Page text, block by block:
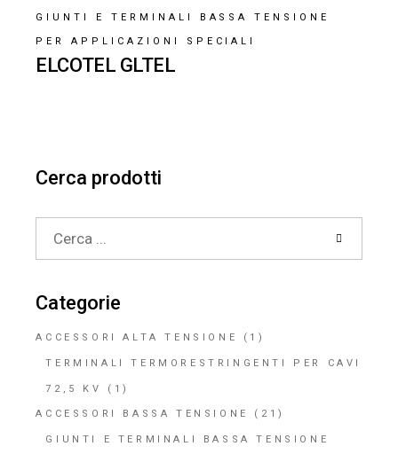
GIUNTI E TERMINALI BASSA TENSIONE
PER APPLICAZIONI SPECIALI
ELCOTEL GLTEL
Cerca prodotti
Search
for:
Categorie
ACCESSORI ALTA TENSIONE (1)
TERMINALI TERMORESTRINGENTI PER CAVI
72,5 KV (1)
ACCESSORI BASSA TENSIONE (21)
GIUNTI E TERMINALI BASSA TENSIONE